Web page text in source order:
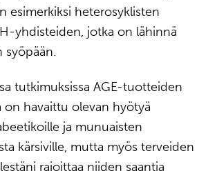
esimerkiksi heterosyklisten
yhdisteiden, jotka on lähinnä
syöpään.
tutkimuksissa AGE-tuotteiden
on havaittu olevan hyötyä
ja munuaisten
kärsiville, mutta myös terveiden
rajoittaa niiden saantia